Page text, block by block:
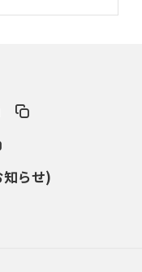
知らせ)